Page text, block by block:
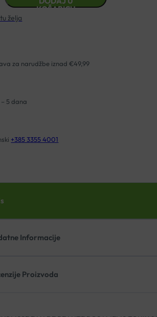
KOŠARICU
želja
za narudžbe iznad €49,99
5 dana
+385 3355 4001
Informacije
Proizvoda